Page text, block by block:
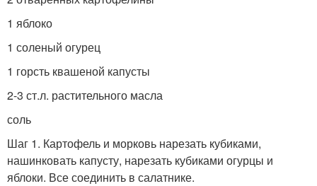
1 яблоко
1 соленый огурец
1 горсть квашеной капусты
2-3 ст.л. растительного масла
соль
Шаг 1. Картофель и морковь нарезать кубиками,
нашинковать капусту, нарезать кубиками огурцы и
яблоки. Все соединить в салатнике.